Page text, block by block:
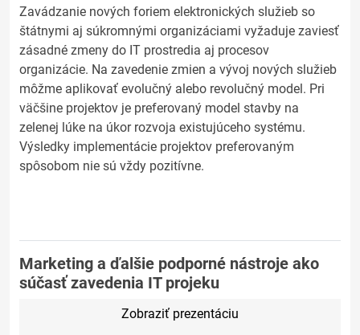
Zavádzanie nových foriem elektronických služieb so
štátnymi aj súkromnými organizáciami vyžaduje zaviesť
zásadné zmeny do IT prostredia aj procesov
organizácie. Na zavedenie zmien a vývoj nových služieb
môžme aplikovať evolučný alebo revolučný model. Pri
väčšine projektov je preferovaný model stavby na
zelenej lúke na úkor rozvoja existujúceho systému.
Výsledky implementácie projektov preferovaným
spôsobom nie sú vždy pozitívne.
Marketing a ďalšie podporné nástroje ako
súčasť zavedenia IT projeku
Zobraziť prezentáciu